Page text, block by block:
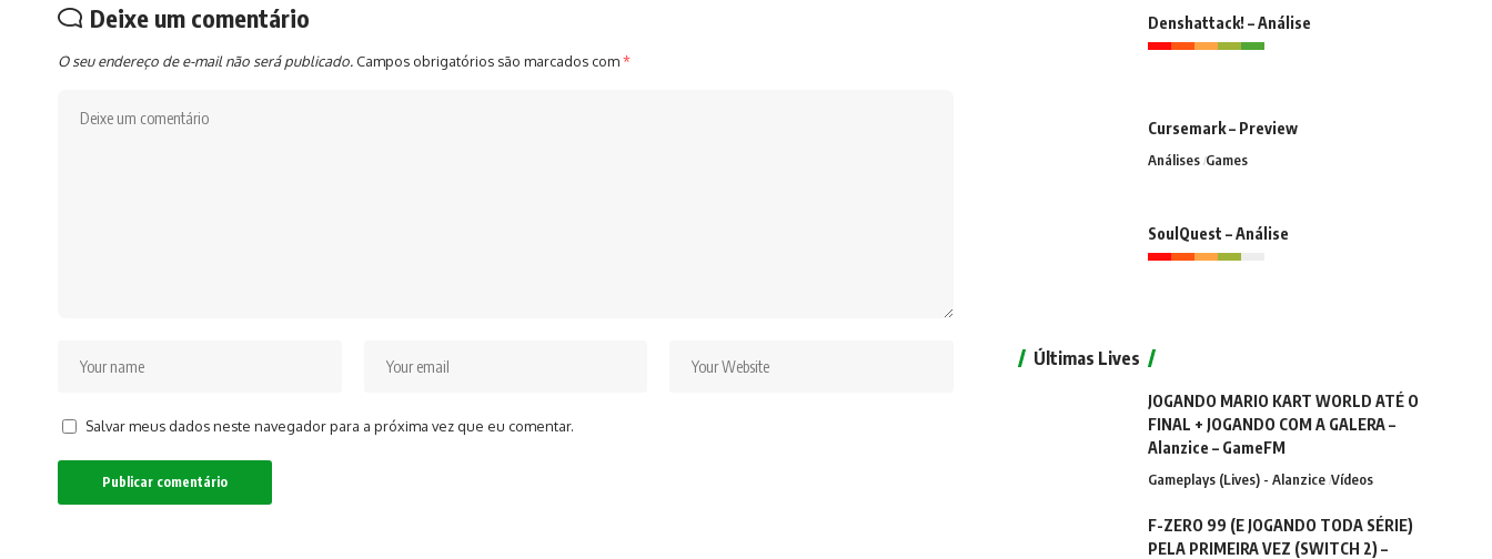
Deixe um comentário
O seu endereço de e-mail não será publicado. Campos obrigatórios são marcados com*
Salvar meus dados neste navegador para a próxima vez que eu comentar.
Denshattack! – Análise
Cursemark – Preview
Análises Games
SoulQuest – Análise
Últimas Lives
JOGANDO MARIO KART WORLD ATÉ O
FINAL + JOGANDO COM A GALERA –
Alanzice – GameFM
Gameplays (Lives) - Alanzice Vídeos
F-ZERO 99 (E JOGANDO TODA SÉRIE)
PELA PRIMEIRA VEZ (SWITCH 2) –